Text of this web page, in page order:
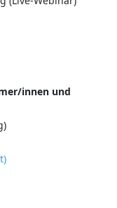
innen und